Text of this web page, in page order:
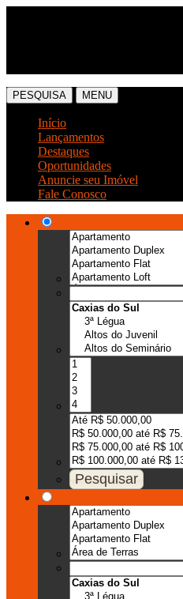
PESQUISA MENU
Início
Lançamentos
Destaques
Oportunidades
Anuncie seu Imóvel
Fale Conosco